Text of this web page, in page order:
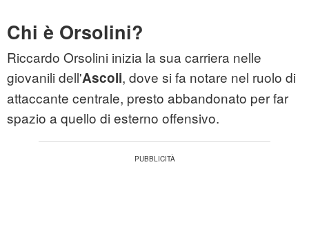
Chi è Orsolini?
Riccardo Orsolini inizia la sua carriera nelle
giovanili dell'Ascoli, dove si fa notare nel ruolo di
attaccante centrale, presto abbandonato per far
spazio a quello di esterno offensivo.